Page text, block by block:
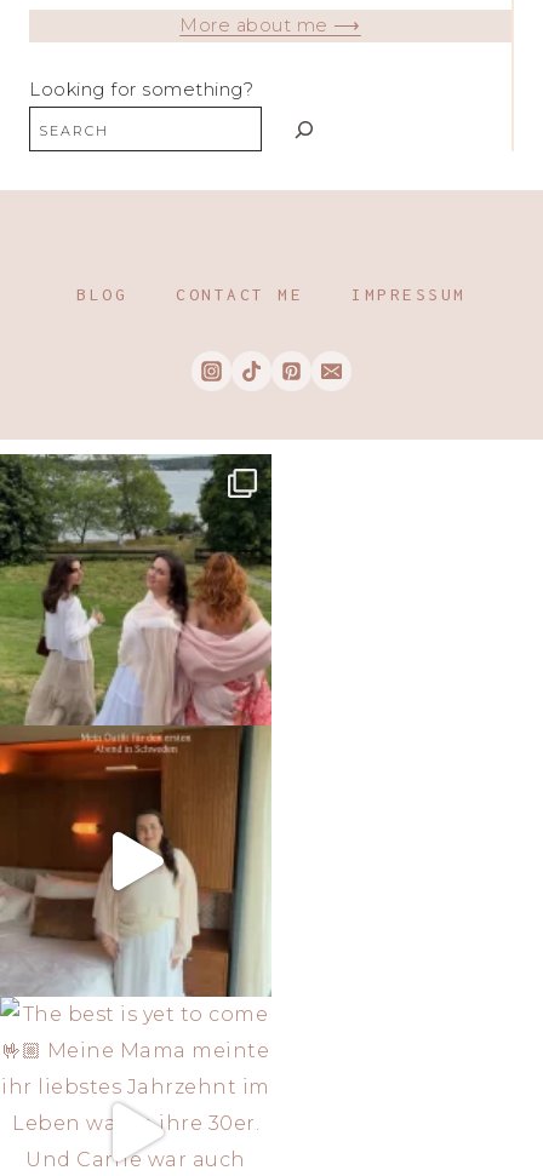
More about me ⟶
Looking for something?
BLOG CONTACT ME IMPRESSUM